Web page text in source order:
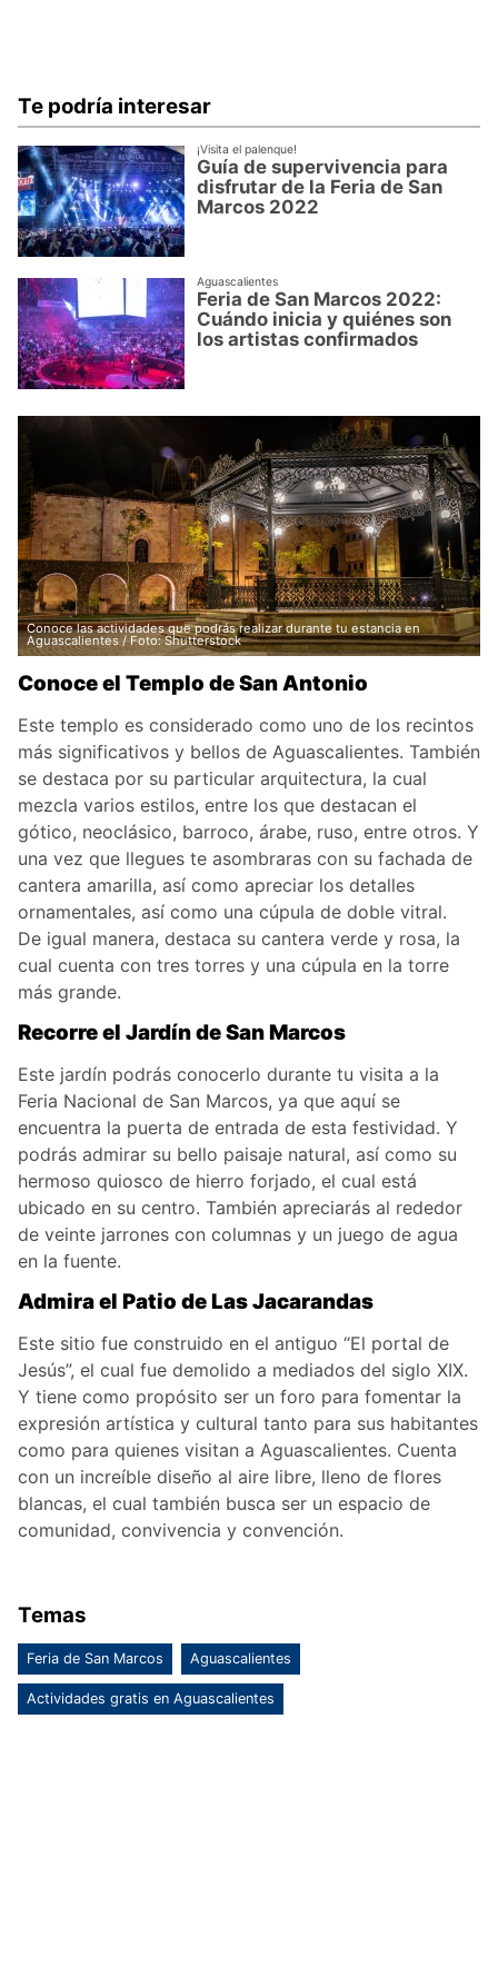
Te podría interesar
¡Visita el palenque!
Guía de supervivencia para
disfrutar de la Feria de San
Marcos 2022
Aguascalientes
Feria de San Marcos 2022:
Cuándo inicia y quiénes son
los artistas confirmados
Conoce las actividades que podrás realizar durante tu estancia en
Aguascalientes / Foto: Shutterstock
Conoce el Templo de San Antonio
Este templo es considerado como uno de los recintos
más significativos y bellos de Aguascalientes. También
se destaca por su particular arquitectura, la cual
mezcla varios estilos, entre los que destacan el
gótico, neoclásico, barroco, árabe, ruso, entre otros. Y
una vez que llegues te asombraras con su fachada de
cantera amarilla, así como apreciar los detalles
ornamentales, así como una cúpula de doble vitral.
De igual manera, destaca su cantera verde y rosa, la
cual cuenta con tres torres y una cúpula en la torre
más grande.
Recorre el Jardín de San Marcos
Este jardín podrás conocerlo durante tu visita a la
Feria Nacional de San Marcos, ya que aquí se
encuentra la puerta de entrada de esta festividad. Y
podrás admirar su bello paisaje natural, así como su
hermoso quiosco de hierro forjado, el cual está
ubicado en su centro. También apreciarás al rededor
de veinte jarrones con columnas y un juego de agua
en la fuente.
Admira el Patio de Las Jacarandas
Este sitio fue construido en el antiguo “El portal de
Jesús”, el cual fue demolido a mediados del siglo XIX.
Y tiene como propósito ser un foro para fomentar la
expresión artística y cultural tanto para sus habitantes
como para quienes visitan a Aguascalientes. Cuenta
con un increíble diseño al aire libre, lleno de flores
blancas, el cual también busca ser un espacio de
comunidad, convivencia y convención.
Temas
Feria de San Marcos Aguascalientes
Actividades gratis en Aguascalientes